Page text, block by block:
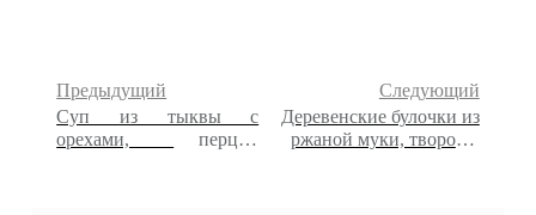
Предыдущий
Суп из тыквы с
орехами, перцем
Следующий
Деревенские булочки из
ржаной муки, творог и